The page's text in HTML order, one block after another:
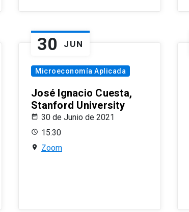
30 JUN
Microeconomía Aplicada
José Ignacio Cuesta,
Stanford University
30 de Junio de 2021
15:30
Zoom